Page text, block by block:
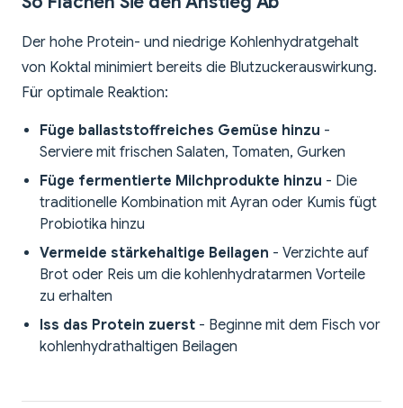
Der hohe Protein- und niedrige Kohlenhydratgehalt
von Koktal minimiert bereits die Blutzuckerauswirkung.
Für optimale Reaktion:
Füge ballaststoffreiches Gemüse hinzu -
Serviere mit frischen Salaten, Tomaten, Gurken
Füge fermentierte Milchprodukte hinzu - Die
traditionelle Kombination mit Ayran oder Kumis fügt
Probiotika hinzu
Vermeide stärkehaltige Beilagen - Verzichte auf
Brot oder Reis um die kohlenhydratarmen Vorteile
zu erhalten
Iss das Protein zuerst - Beginne mit dem Fisch vor
kohlenhydrathaltigen Beilagen